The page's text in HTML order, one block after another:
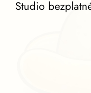
Studio